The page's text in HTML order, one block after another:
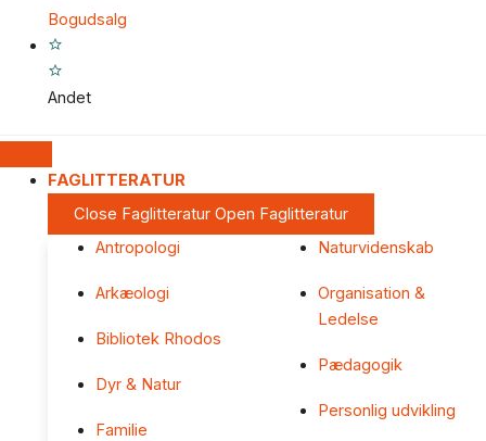
Bogudsalg
Andet
FAGLITTERATUR
Close Faglitteratur Open Faglitteratur
Antropologi
Arkæologi
Bibliotek Rhodos
Dyr & Natur
Familie
Naturvidenskab
Organisation &
Ledelse
Pædagogik
Personlig udvikling